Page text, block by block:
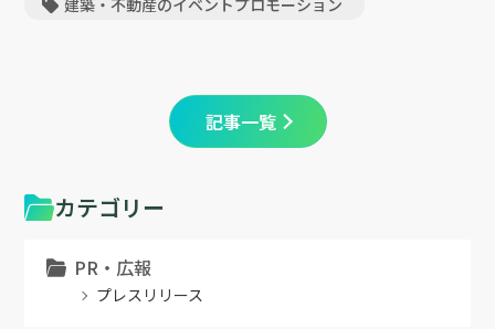
記事一覧
カテゴリー
PR・広報
プレスリリース